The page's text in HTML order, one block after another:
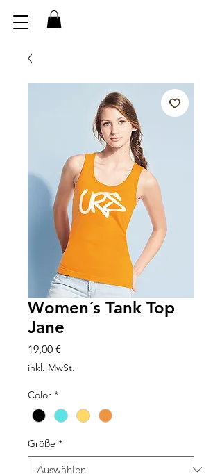
Women´s Tank Top
Jane
19,00 €
inkl. MwSt.
Color *
Größe *